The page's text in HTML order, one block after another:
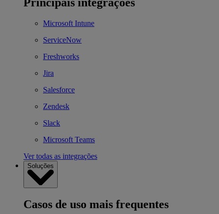
Microsoft Intune
ServiceNow
Freshworks
Jira
Salesforce
Zendesk
Slack
Microsoft Teams
Ver todas as integrações
Soluções
Casos de uso mais frequentes